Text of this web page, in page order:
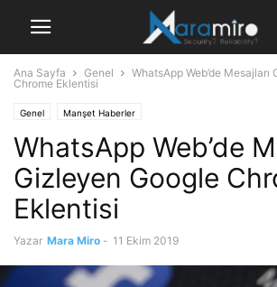
Ana Sayfa Genel
WhatsApp Web’de
Chrome Eklentisi
Genel Manşet Haberler
WhatsApp Web’de
Gizleyen Google
Eklentisi
Yazar Mara Miro - 11 Ekim 2019